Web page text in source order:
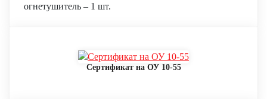
огнетушитель – 1 шт.
Сертификат на ОУ 10-55